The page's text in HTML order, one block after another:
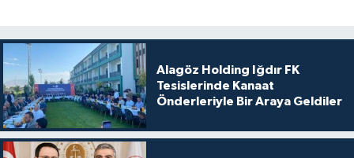
Alagöz Holding Iğdır FK
Tesislerinde Kanaat
Önderleriyle Bir Araya Geldiler